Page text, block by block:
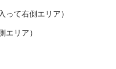
って右側エリア）
エリア）